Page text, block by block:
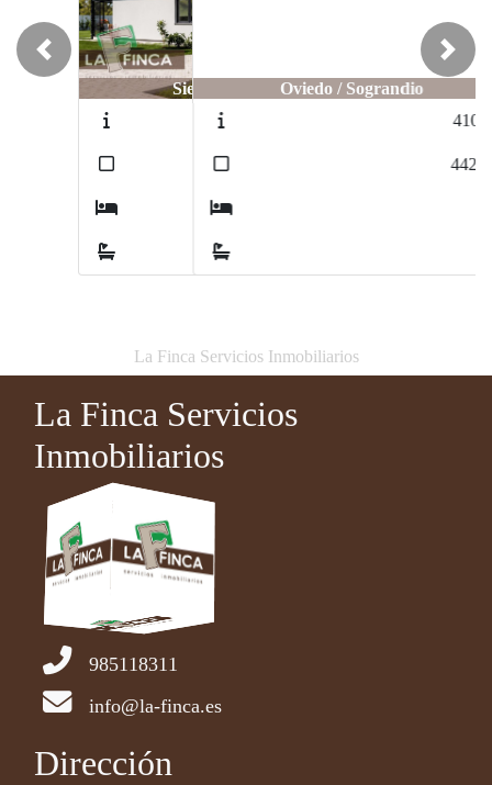
Oviedo / Sograndio
Previous Next
La Finca Servicios Inmobiliarios
La Finca Servicios
Inmobiliarios
985118311
info@la-finca.es
Dirección